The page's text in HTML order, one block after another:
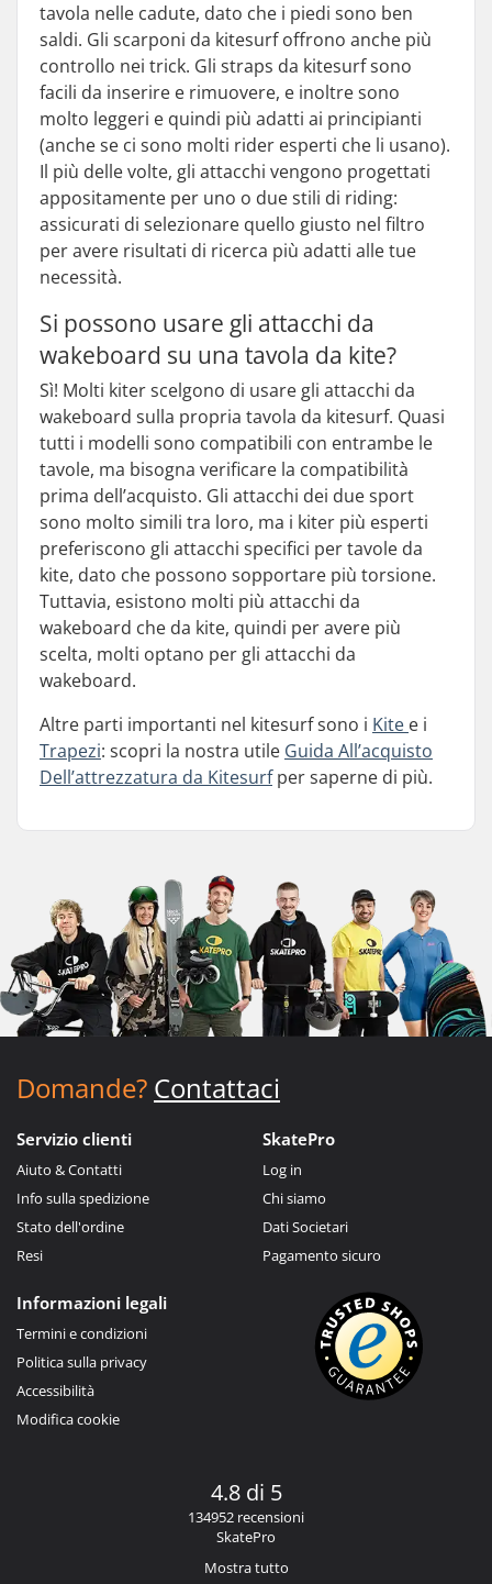
tavola nelle cadute, dato che i piedi sono ben
saldi. Gli scarponi da kitesurf offrono anche più
controllo nei trick. Gli straps da kitesurf sono
facili da inserire e rimuovere, e inoltre sono
molto leggeri e quindi più adatti ai principianti
(anche se ci sono molti rider esperti che li usano).
Il più delle volte, gli attacchi vengono progettati
appositamente per uno o due stili di riding:
assicurati di selezionare quello giusto nel filtro
per avere risultati di ricerca più adatti alle tue
necessità.
Si possono usare gli attacchi da
wakeboard su una tavola da kite?
Sì! Molti kiter scelgono di usare gli attacchi da
wakeboard sulla propria tavola da kitesurf. Quasi
tutti i modelli sono compatibili con entrambe le
tavole, ma bisogna verificare la compatibilità
prima dell’acquisto. Gli attacchi dei due sport
sono molto simili tra loro, ma i kiter più esperti
preferiscono gli attacchi specifici per tavole da
kite, dato che possono sopportare più torsione.
Tuttavia, esistono molti più attacchi da
wakeboard che da kite, quindi per avere più
scelta, molti optano per gli attacchi da
wakeboard.
Altre parti importanti nel kitesurf sono i Kite e i
Trapezi: scopri la nostra utile Guida All’acquisto
Dell’attrezzatura da Kitesurfper saperne di più.
Domande? Contattaci
Servizio clienti
Aiuto & Contatti
Info sulla spedizione
Stato dell'ordine
Resi
SkatePro
Log in
Chi siamo
Dati Societari
Pagamento sicuro
Informazioni legali
Termini e condizioni
Politica sulla privacy
Accessibilità
Modifica cookie
4.8 di 5
134952 recensioni
SkatePro
Mostra tutto